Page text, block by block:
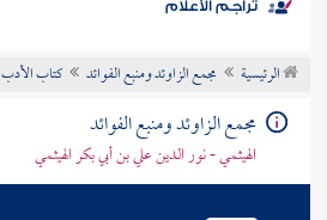
موضوعي
تراجم الأعلام
الرئيسية مجمع الزاوئد ومنبع الفوائد كتاب الأدب
مجمع الزاوئد ومنبع الفوائد
الهيثمي - نور الدين علي بن أبي بكر الهيثمي